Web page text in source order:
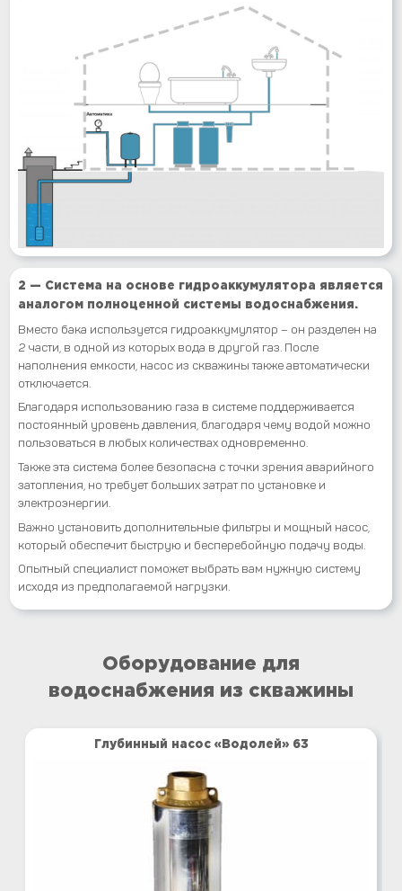
2 — Система на основе гидроаккумулятора является
аналогом полноценной системы водоснабжения.
Вместо бака используется гидроаккумулятор – он разделен на
2 части, в одной из которых вода в другой газ. После
наполнения емкости, насос из скважины также автоматически
отключается.
Благодаря использованию газа в системе поддерживается
постоянный уровень давления, благодаря чему водой можно
пользоваться в любых количествах одновременно.
Также эта система более безопасна с точки зрения аварийного
затопления, но требует больших затрат по установке и
электроэнергии.
Важно установить дополнительные фильтры и мощный насос,
который обеспечит быструю и бесперебойную подачу воды.
Опытный специалист поможет выбрать вам нужную систему
исходя из предполагаемой нагрузки.
Оборудование для
водоснабжения из скважины
Глубинный насос «Водолей» 63